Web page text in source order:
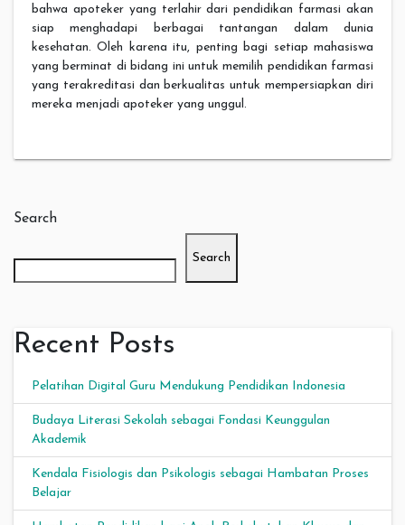
bahwa apoteker yang terlahir dari pendidikan farmasi akan
siap menghadapi berbagai tantangan dalam dunia
kesehatan. Oleh karena itu, penting bagi setiap mahasiswa
yang berminat di bidang ini untuk memilih pendidikan farmasi
yang terakreditasi dan berkualitas untuk mempersiapkan diri
mereka menjadi apoteker yang unggul.
Search
Search
Recent Posts
Pelatihan Digital Guru Mendukung Pendidikan Indonesia
Budaya Literasi Sekolah sebagai Fondasi Keunggulan
Akademik
Kendala Fisiologis dan Psikologis sebagai Hambatan Proses
Belajar